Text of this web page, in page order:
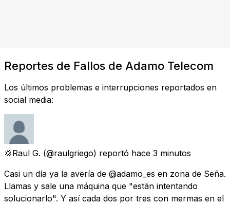
Reportes de Fallos de Adamo Telecom
Los últimos problemas e interrupciones reportados en
social media:
💢Raul G. (@raulgriego) reportó hace 3 minutos
Casi un día ya la avería de @adamo_es en zona de Seña.
Llamas y sale una máquina que "están intentando
solucionarlo". Y así cada dos por tres con mermas en el